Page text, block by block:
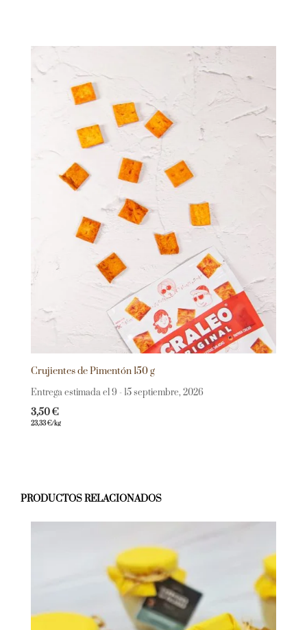
Crujientes de Pimentón 150 g
Entrega estimada el 9 - 15 septiembre, 2026
3,50€
23,33€/kg
PRODUCTOS RELACIONADOS